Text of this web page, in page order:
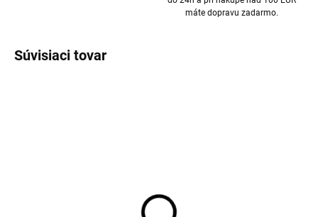
máte dopravu zadarmo.
Súvisiaci tovar